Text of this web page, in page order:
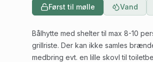
Først til mølle Vand
Bålhytte med shelter til max 8-10
grillriste. Der kan ikke samles
medbring evt. en lille skovl til